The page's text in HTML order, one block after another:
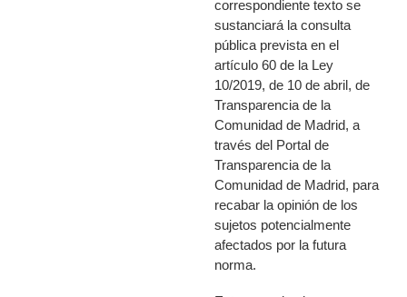
correspondiente texto se
sustanciará la consulta
pública prevista en el
artículo 60 de la Ley
10/2019, de 10 de abril, de
Transparencia de la
Comunidad de Madrid, a
través del Portal de
Transparencia de la
Comunidad de Madrid, para
recabar la opinión de los
sujetos potencialmente
afectados por la futura
norma.